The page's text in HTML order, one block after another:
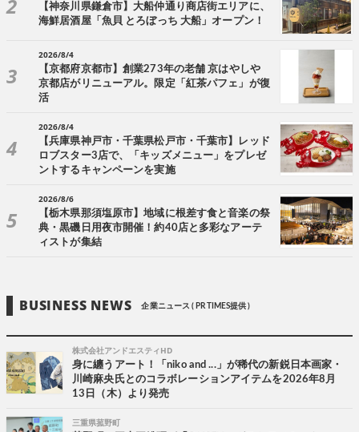
【神奈川県鎌倉市】大船仲通り商店街エリアに、
海鮮居酒屋「魚貝 とろぼっち 大船」オープン！
2026/8/4
【京都府京都市】創業273年の老舗 京はやしや
京都店がリニューアル。限定「紅茶パフェ」が復
活
2026/8/4
【兵庫県神戸市・千葉県松戸市・千葉市】レッド
ロブスター3店で、「キッズメニュー」をプレゼ
ントするキャンペーンを実施
2026/8/6
【栃木県那須塩原市】地域に根差す食と音楽の祭
典・黒磯日用夜市開催！約40店と多彩なアーテ
ィストが集結
BUSINESS NEWS 企業ニュース ( PR TIMES提供 )
株式会社アンドエスティHD
身に纏うアート！「niko and ...」が稀代の新鋭日本画家・
川崎麻央氏とのコラボレーションアイテムを2026年8月
13日（木）より発売
三重県菰野町